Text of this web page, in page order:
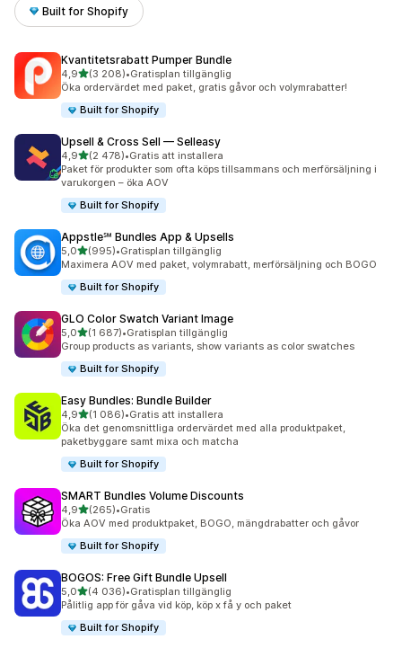
Built for Shopify
Kvantitetsrabatt Pumper Bundle
4,9av 5 stjärnor
(3 208)
3208 recensioner totalt
•Gratisplan tillgänglig
Öka ordervärdet med paket, gratis gåvor och volymrabatter!
Built for Shopify
Upsell & Cross Sell — Selleasy
4,9av 5 stjärnor
(2 478)
2478 recensioner totalt
•Gratis att installera
Paket för produkter som ofta köps tillsammans och merförsäljning i
varukorgen – öka AOV
Built for Shopify
Appstle℠ Bundles App & Upsells
5,0av 5 stjärnor
(995)
995 recensioner totalt
•Gratisplan tillgänglig
Maximera AOV med paket, volymrabatt, merförsäljning och BOGO
Built for Shopify
GLO Color Swatch Variant Image
5,0av 5 stjärnor
(1 687)
1687 recensioner totalt
•Gratisplan tillgänglig
Group products as variants, show variants as color swatches
Built for Shopify
Easy Bundles: Bundle Builder
4,9av 5 stjärnor
(1 086)
1086 recensioner totalt
•Gratis att installera
Öka det genomsnittliga ordervärdet med alla produktpaket,
paketbyggare samt mixa och matcha
Built for Shopify
SMART Bundles Volume Discounts
4,9av 5 stjärnor
(265)
265 recensioner totalt
•Gratis
Öka AOV med produktpaket, BOGO, mängdrabatter och gåvor
Built for Shopify
BOGOS: Free Gift Bundle Upsell
5,0av 5 stjärnor
(4 036)
4036 recensioner totalt
•Gratisplan tillgänglig
Pålitlig app för gåva vid köp, köp x få y och paket
Built for Shopify